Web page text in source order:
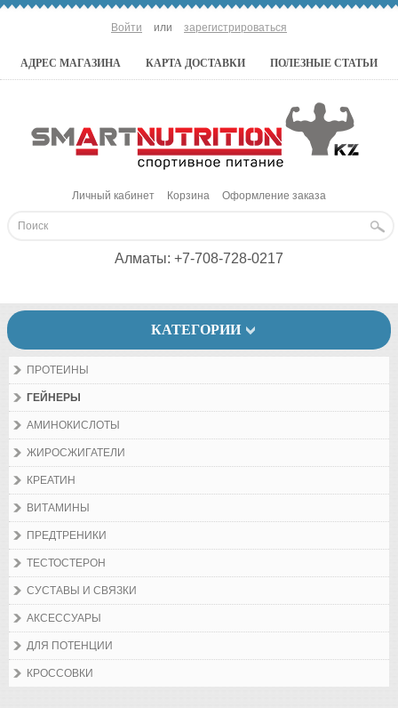
Войти или зарегистрироваться
АДРЕС МАГАЗИНА КАРТА ДОСТАВКИ ПОЛЕЗНЫЕ СТАТЬИ
Личный кабинет Корзина Оформление заказа
Алматы: +7-708-728-0217
КАТЕГОРИИ
ПРОТЕИНЫ
ГЕЙНЕРЫ
АМИНОКИСЛОТЫ
ЖИРОСЖИГАТЕЛИ
КРЕАТИН
ВИТАМИНЫ
ПРЕДТРЕНИКИ
ТЕСТОСТЕРОН
СУСТАВЫ И СВЯЗКИ
АКСЕССУАРЫ
ДЛЯ ПОТЕНЦИИ
КРОССОВКИ